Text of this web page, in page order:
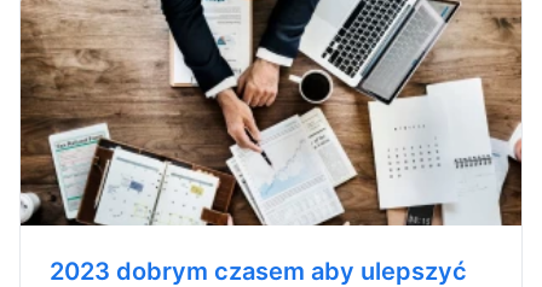
2023 dobrym czasem aby ulepszyć